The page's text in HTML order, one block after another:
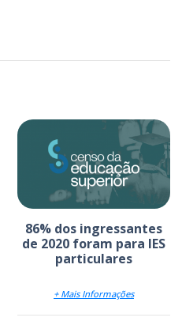
86% dos ingressantes
de 2020 foram para IES
particulares
+ Mais Informações